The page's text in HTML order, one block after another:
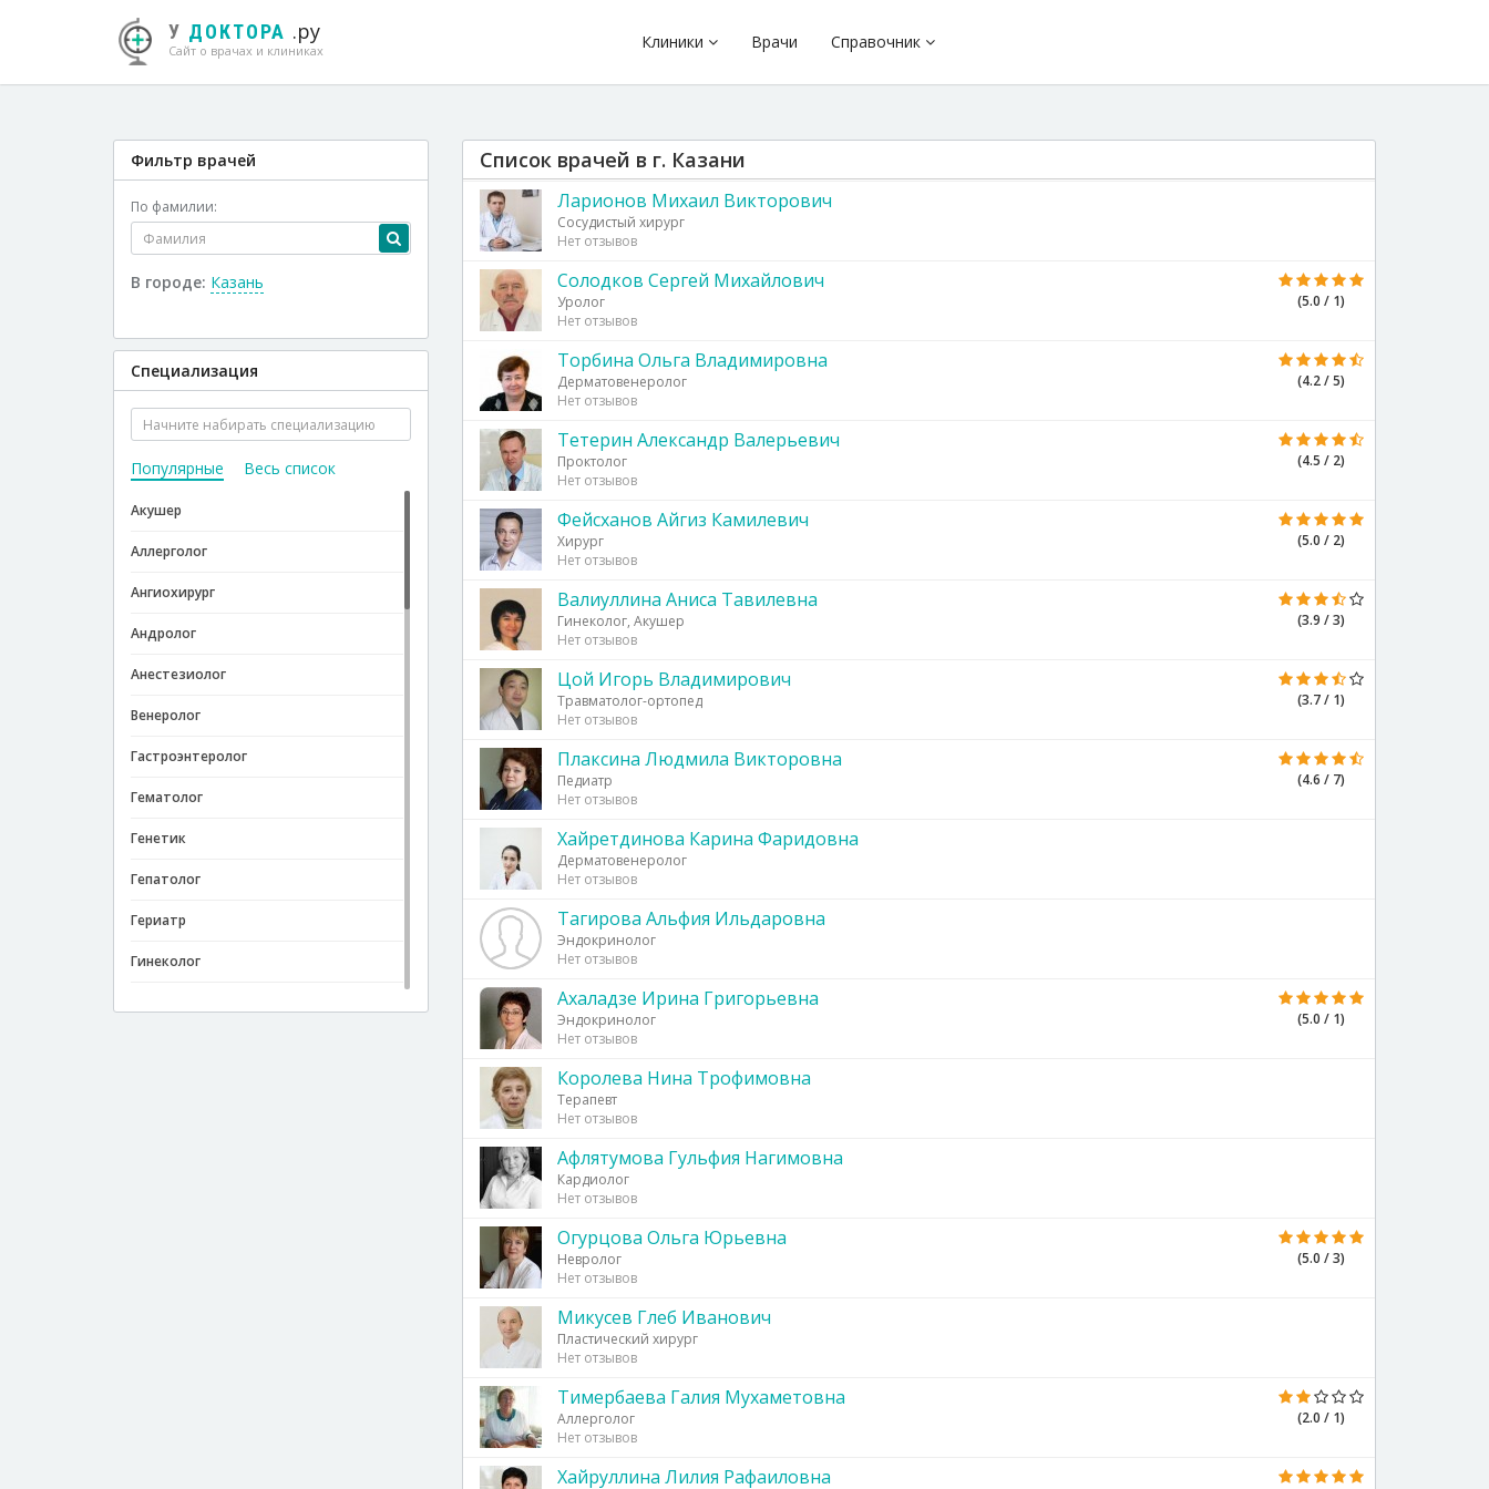
У ДОКТОРА .ру
Сайт о врачах и клиниках Клиники Врачи Справочник
Список врачей в г. Казани
Ларионов Михаил Викторович
Сосудистый хирург
Нет отзывов
(5.0 / 1)
Солодков Сергей Михайлович
Уролог
Нет отзывов
(4.2 / 5)
Торбина Ольга Владимировна
Дерматовенеролог
Нет отзывов
(4.5 / 2)
Тетерин Александр Валерьевич
Проктолог
Нет отзывов
(5.0 / 2)
Фейсханов Айгиз Камилевич
Хирург
Нет отзывов
(3.9 / 3)
Валиуллина Аниса Тавилевна
Гинеколог, Акушер
Нет отзывов
(3.7 / 1)
Цой Игорь Владимирович
Травматолог-ортопед
Нет отзывов
(4.6 / 7)
Плаксина Людмила Викторовна
Педиатр
Нет отзывов
Хайретдинова Карина Фаридовна
Дерматовенеролог
Нет отзывов
Тагирова Альфия Ильдаровна
Эндокринолог
Нет отзывов
(5.0 / 1)
Ахаладзе Ирина Григорьевна
Эндокринолог
Нет отзывов
Королева Нина Трофимовна
Терапевт
Нет отзывов
Афлятумова Гульфия Нагимовна
Кардиолог
Нет отзывов
(5.0 / 3)
Огурцова Ольга Юрьевна
Невролог
Нет отзывов
Микусев Глеб Иванович
Пластический хирург
Нет отзывов
(2.0 / 1)
Тимербаева Галия Мухаметовна
Аллерголог
Нет отзывов
Хайруллина Лилия Рафаиловна
Фильтр врачей
По фамилии:
В городе: Казань
Специализация
Популярные Весь список
Акушер
Аллерголог
Ангиохирург
Андролог
Анестезиолог
Венеролог
Гастроэнтеролог
Гематолог
Генетик
Гепатолог
Гериатр
Гинеколог